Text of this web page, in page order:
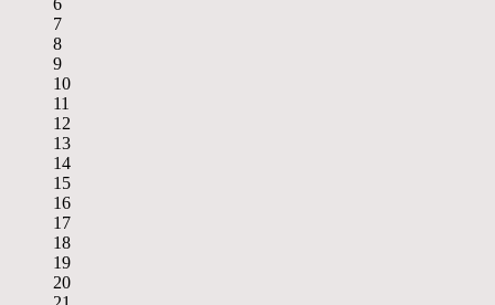
6
7
8
9
10
11
12
13
14
15
16
17
18
19
20